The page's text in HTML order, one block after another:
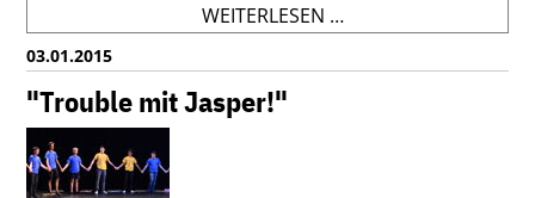
WEITERLESEN …
TOBIAS
S.
03.01.2015
"Trouble mit Jasper!"